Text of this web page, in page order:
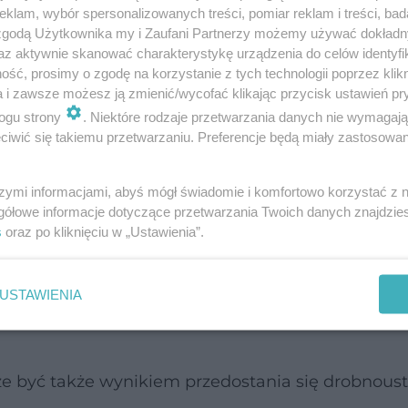
i czynniki ryzyka
być wynikiem zakażenia:
80 proc) do ostrego odmiedniczkowego
które pochodzą z dolnych dróg moczowych i
są to
moczowych, to mikoplazmy idwoinka
wirusy z rodzinyHerpes
kontaktów seksualnych
odpornością, leczonych
lub
cewnikowanych
być także wynikiem przedostania się
wybór spersonalizowanych treści, pomiar reklam i treści,
Użytkownika my i Zaufani Partnerzy możemy używać
aktywnie skanować charakterystykę urządzenia do celów
prosimy o zgodę na korzystanie z tych technologii poprzez
i zawsze możesz ją zmienić/wycofać klikając przycisk ustawień
strony
. Niektóre rodzaje przetwarzania danych nie
się takiemu przetwarzaniu. Preferencje będą miały
informacjami, abyś mógł świadomie i komfortowo korzystać z
informacje dotyczące przetwarzania Twoich danych
oraz po kliknięciu w „Ustawienia”.
USTAWIENIA